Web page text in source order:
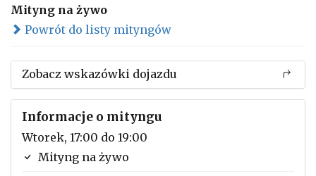
Mityng na żywo
Powrót do listy mityngów
Zobacz wskazówki dojazdu
Informacje o mityngu
Wtorek, 17:00 do 19:00
Mityng na żywo